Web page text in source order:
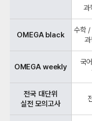
과
OMEGA black
수학
과
OMEGA weekly
국
전국 대단위
실전 모의고사